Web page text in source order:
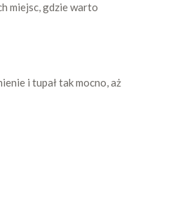
miejsc, gdzie warto
i tupał tak mocno, aż